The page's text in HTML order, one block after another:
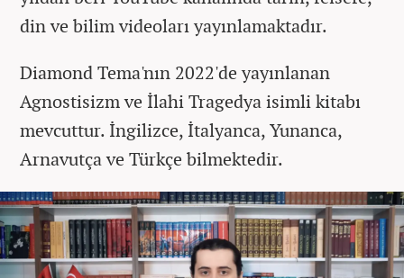
din ve bilim videolarıyayınlamaktadır.
Diamond Tema'nın 2022'de yayınlanan
Agnostisizm ve İlahi Tragedya isimli kitabı
mevcuttur. İngilizce, İtalyanca,Yunanca,
Arnavutçave Türkçe bilmektedir.